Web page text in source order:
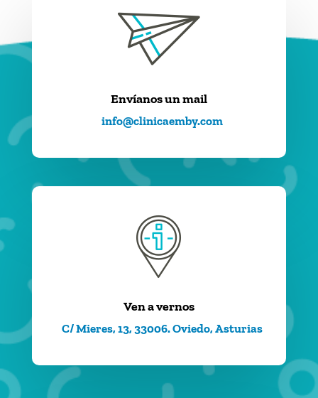
Envíanos un mail
info@clinicaemby.com
Ven a vernos
C/ Mieres, 13, 33006. Oviedo, Asturias